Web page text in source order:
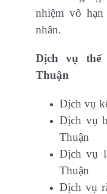
nhiệm vô
nhân.
Dịch vụ
Thuận
Dịch vụ
Dịch vụ
Thuận
Dịch vụ
Thuận
Dịch vụ